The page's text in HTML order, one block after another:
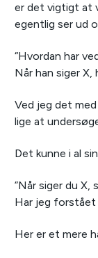
er det vigtigt at
egentlig ser ud
“Hvordan har
Når han siger X,
Ved jeg det
lige at
Det kunne i al
”Når siger du X,
Har jeg forstået
Her er et mere